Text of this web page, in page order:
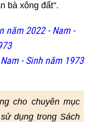
bà xông đất".
năm 2022 - Nam -
- Sinh năm 1973
cho chuyên mục
dụng trong Sách